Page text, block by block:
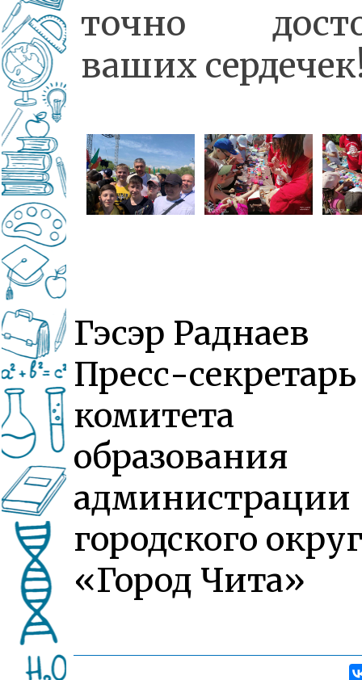
точно
ваших
Гэсэр Раднаев
Пресс-секретарь
комитета
образования
администрации
городского
«Город Чита»